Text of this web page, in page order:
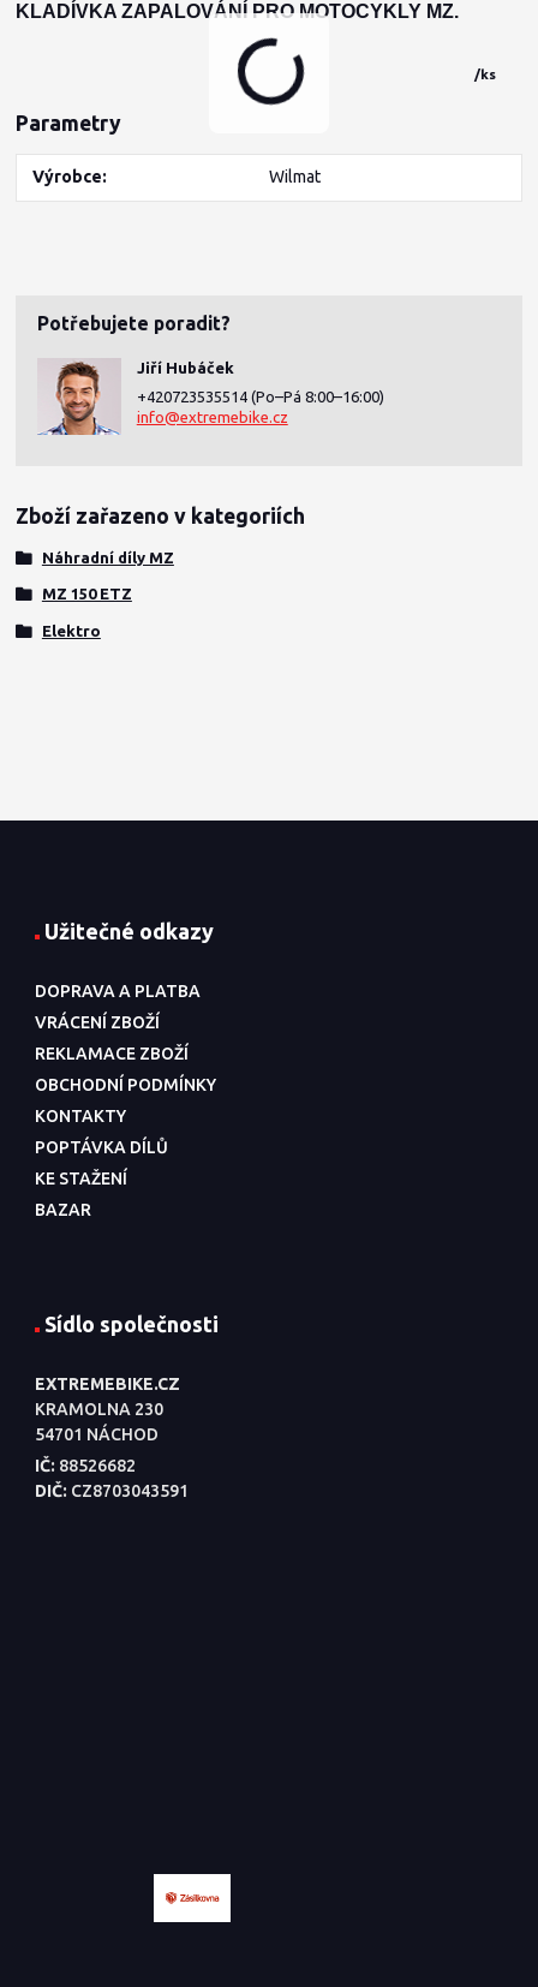
/ks
KLADÍVKA ZAPALOVÁNÍ PRO MOTOCYKLY MZ.
Parametry
Výrobce Wilmat
Potřebujete poradit?
Jiří Hubáček
+420723535514 (Po–Pá 8:00–16:00)
info@extremebike.cz
Zboží zařazeno v kategoriích
Náhradní díly MZ
MZ 150 ETZ
Elektro
Užitečné odkazy
DOPRAVA A PLATBA
VRÁCENÍ ZBOŽÍ
REKLAMACE ZBOŽÍ
OBCHODNÍ PODMÍNKY
KONTAKTY
POPTÁVKA DÍLŮ
KE STAŽENÍ
BAZAR
Sídlo společnosti
EXTREMEBIKE.CZ
KRAMOLNA 230
54701 NÁCHOD
IČ: 88526682
DIČ: CZ8703043591